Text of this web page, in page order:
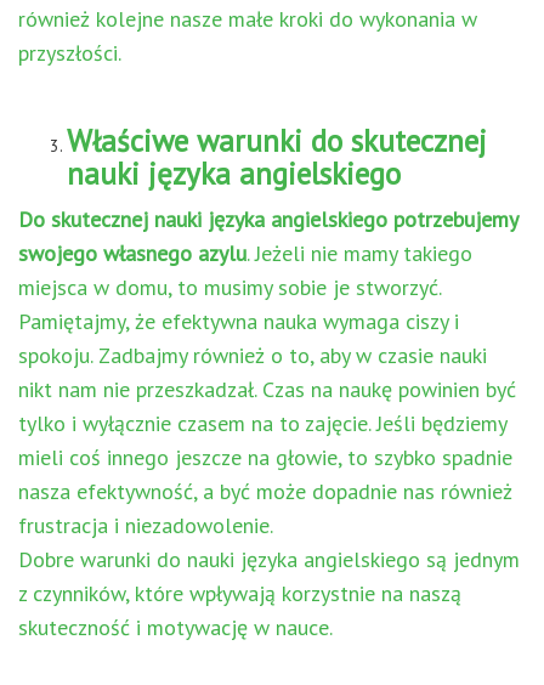
również kolejne nasze małe kroki do wykonania w
przyszłości.
Właściwe warunki do skutecznej
nauki języka angielskiego
Do skutecznej nauki języka angielskiego potrzebujemy
swojego własnego azylu. Jeżeli nie mamy takiego
miejsca w domu, to musimy sobie je stworzyć.
Pamiętajmy, że efektywna nauka wymaga ciszy i
spokoju. Zadbajmy również o to, aby w czasie nauki
nikt nam nie przeszkadzał. Czas na naukę powinien być
tylko i wyłącznie czasem na to zajęcie. Jeśli będziemy
mieli coś innego jeszcze na głowie, to szybko spadnie
nasza efektywność, a być może dopadnie nas również
frustracja i niezadowolenie.
Dobre warunki do nauki języka angielskiego są jednym
z czynników, które wpływają korzystnie na naszą
skuteczność i motywację w nauce.